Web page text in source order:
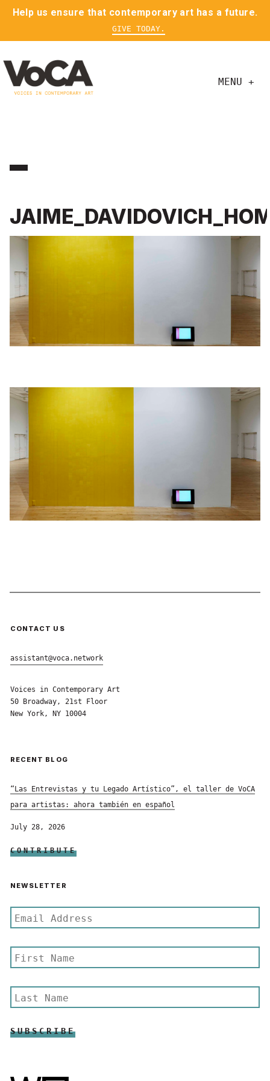
Help us ensure that contemporary art has a future.
GIVE TODAY.
MENU +
CONTACT US
assistant@voca.network
Voices in Contemporary Art
50 Broadway, 21st Floor
New York, NY 10004
RECENT BLOG
“Las Entrevistas y tu Legado Artístico”, el taller de VoCA
para artistas: ahora también en español
July 28, 2026
CONTRIBUTE
NEWSLETTER